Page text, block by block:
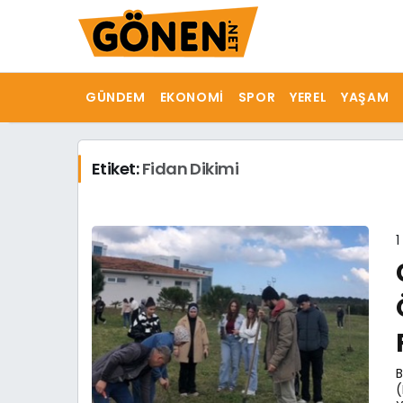
GÜNDEM EKONOMI SPOR YEREL YAŞAM
Etiket:Fidan Dikimi